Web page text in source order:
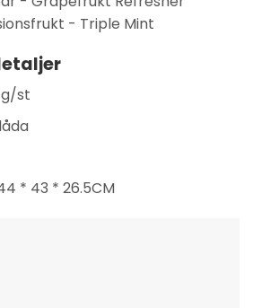
- Triple Mint
g/st
* 43 * 26.5CM